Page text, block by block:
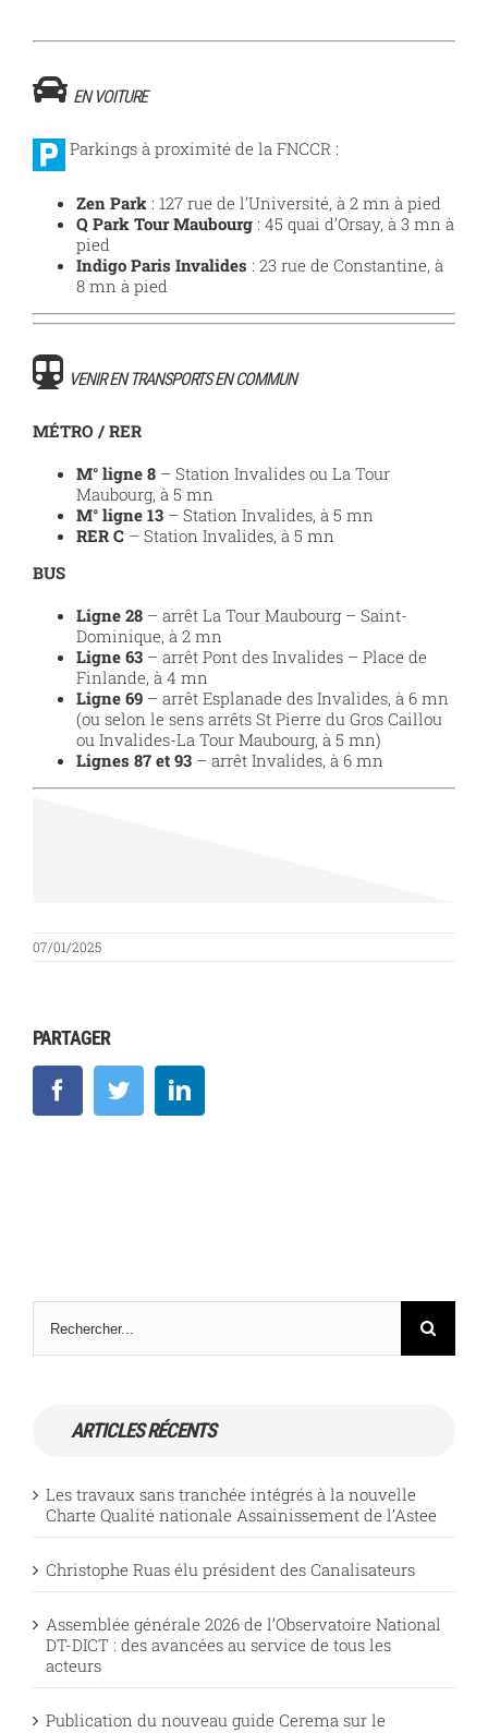
EN VOITURE
Parkings à proximité de la FNCCR :
Zen Park : 127 rue de l’Université, à 2 mn à pied
Q Park Tour Maubourg : 45 quai d’Orsay, à 3 mn à
pied
Indigo Paris Invalides : 23 rue de Constantine, à
8 mn à pied
VENIR EN TRANSPORTS EN COMMUN
MÉTRO / RER
M° ligne 8 – Station Invalides ou La Tour
Maubourg, à 5 mn
M° ligne 13 – Station Invalides, à 5 mn
RER C – Station Invalides, à 5 mn
BUS
Ligne 28 – arrêt La Tour Maubourg – Saint-
Dominique, à 2 mn
Ligne 63 – arrêt Pont des Invalides – Place de
Finlande, à 4 mn
Ligne 69 – arrêt Esplanade des Invalides, à 6 mn
(ou selon le sens arrêts St Pierre du Gros Caillou
ou Invalides-La Tour Maubourg, à 5 mn)
Lignes 87 et 93 – arrêt Invalides, à 6 mn
07/01/2025
PARTAGER
FacebookTwitterLinkedIn
ARTICLES RÉCENTS
Les travaux sans tranchée intégrés à la nouvelle
Charte Qualité nationale Assainissement de l’Astee
Christophe Ruas élu président des Canalisateurs
Assemblée générale 2026 de l’Observatoire National
DT-DICT : des avancées au service de tous les
acteurs
Publication du nouveau guide Cerema sur le